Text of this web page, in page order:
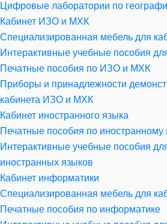
Цифровые лаборатории по
Кабинет ИЗО и МХК
Специализированная мебель для
Интерактивные учебные пособия
Печатные пособия по ИЗО и МХК
Приборы и принадлежности
кабинета ИЗО и МХК
Кабинет иностранного языка
Печатные пособия по иностранному
Интерактивные учебные пособия
иностранных языков
Кабинет информатики
Специализированная мебель для
Печатные пособия по информатике